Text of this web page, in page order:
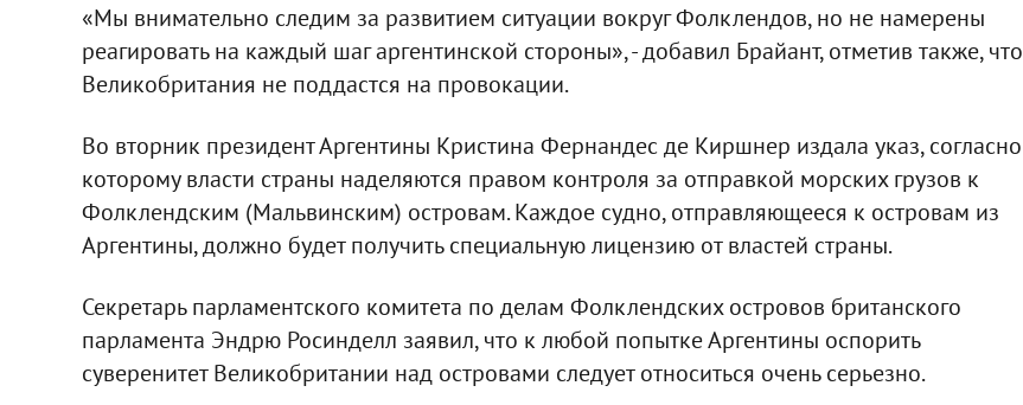
«Мы внимательно следим за развитием ситуации вокруг Фолклендов, но не намерены
реагировать на каждый шаг аргентинской стороны», - добавил Брайант, отметив также, что
Великобритания не поддастся на провокации.
Во вторник президент Аргентины Кристина Фернандес де Киршнер издала указ, согласно
которому власти страны наделяются правом контроля за отправкой морских грузов к
Фолклендским (Мальвинским) островам. Каждое судно, отправляющееся к островам из
Аргентины, должно будет получить специальную лицензию от властей страны.
Секретарь парламентского комитета по делам Фолклендских островов британского
парламента Эндрю Росинделл заявил, что к любой попытке Аргентины оспорить
суверенитет Великобритании над островами следует относиться очень серьезно.